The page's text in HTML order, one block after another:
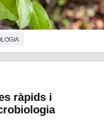
ràpids i